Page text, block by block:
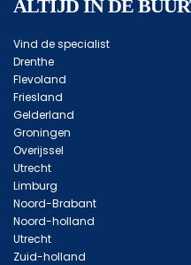
ALTIJD IN DE
Vind de specialist
Drenthe
Flevoland
Friesland
Gelderland
Groningen
Overijssel
Utrecht
Limburg
Noord-Brabant
Noord-holland
Utrecht
Zuid-holland